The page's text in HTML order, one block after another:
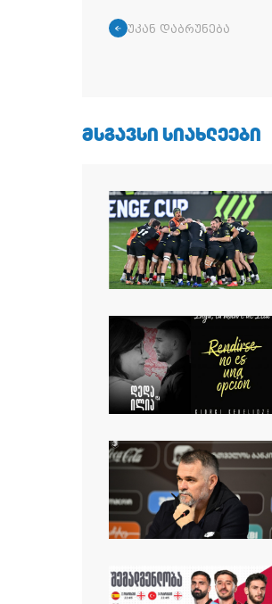
უკან დაბრუნება
ᲛᲡᲒᲐᲕᲡᲘ ᲡᲘᲐᲮᲚᲔᲔᲑᲘ